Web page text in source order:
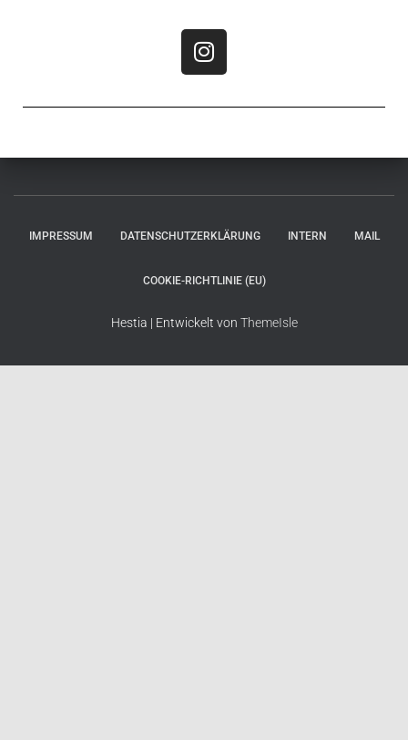
IMPRESSUM DATENSCHUTZERKLÄRUNG INTERN MAIL
COOKIE-RICHTLINIE (EU)
Hestia | Entwickelt von ThemeIsle